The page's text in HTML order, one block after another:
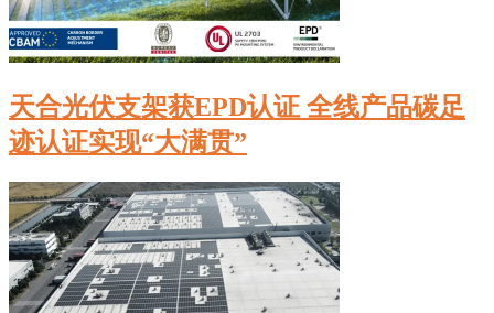
天合光伏支架获EPD认证 全线产品碳足
迹认证实现“大满贯”